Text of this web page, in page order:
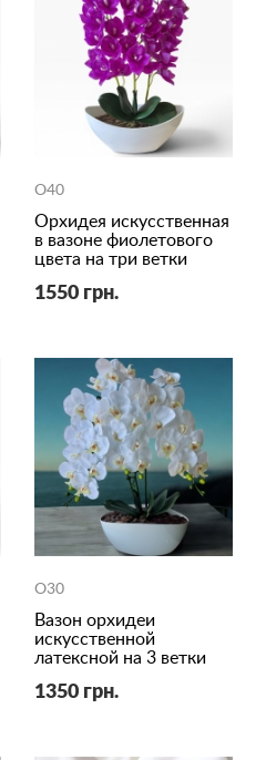
O40
Орхидея искусственная
в вазоне фиолетового
цвета на три ветки
1550 грн.
O30
Вазон орхидеи
искусственной
латексной на 3 ветки
1350 грн.